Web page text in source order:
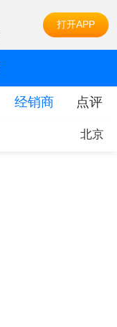
打开APP
经销商 点评
北京